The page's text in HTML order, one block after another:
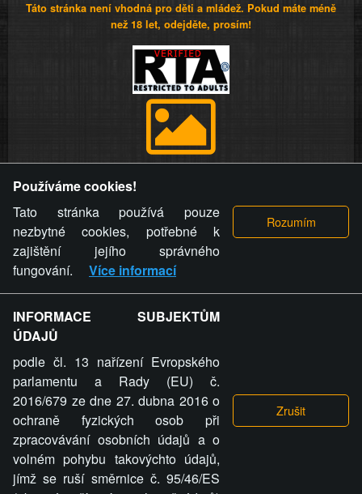
Táto stránka není vhodná pro děti a mládež. Pokud máte méně
než 18 let, odejděte, prosím!
videa a komentáře. Osoba, které se toto opatření provozovatele
stránky týče, ani osoba, která umístila fotografii nebo video na
stránku, nemůže z důvodu odstranění fotografie, videa nebo
komentáře pro výše uvedenou okolnost uplatnit vůči
provozovateli stránky žádný nárok na náhradu škody nebo
nemajetkové újmy.
ZVRÁCENÝ.CZ - Svět není zvrácenej. To jen
ty lidi...
ZVRÁCENÝ.CZ
PRAVIDLA A PODMÍNKY GDPR
Používáme cookies!
Tato stránka používá pouze
nezbytné cookies, potřebné k
zajištění jejího správného
fungování.
Více informací
INFORMACE SUBJEKTŮM
ÚDAJŮ
podle čl. 13 nařízení Evropského
parlamentu a Rady (EU) č.
2016/679 ze dne 27. dubna 2016 o
ochraně fyzických osob při
zpracovávání osobních údajů a o
volném pohybu takovýchto údajů,
jímž se ruší směrnice č. 95/46/ES